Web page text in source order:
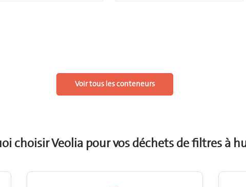
Voir tous les conteneurs
choisir Veolia pour vos déchets de filtres à